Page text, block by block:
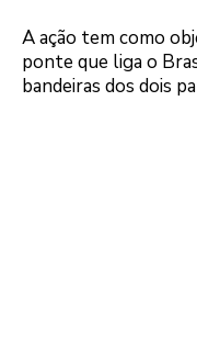
A ação tem como
ponte que liga o
bandeiras dos dois